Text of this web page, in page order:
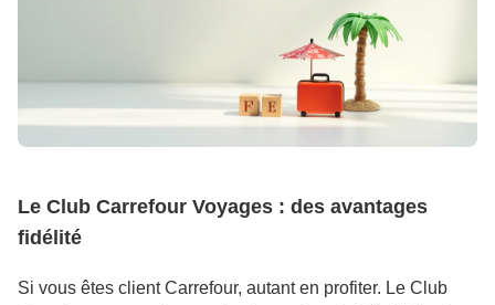
Le Club Carrefour Voyages : des avantages
fidélité
Si vous êtes client Carrefour, autant en profiter. Le Club